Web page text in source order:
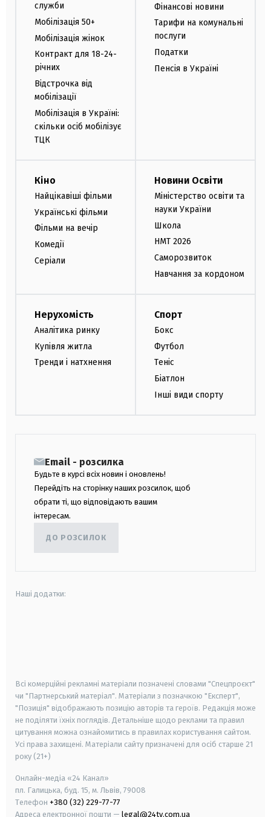
служби
Мобілізація 50+
Мобілізація жінок
Контракт для 18-24-
річних
Відстрочка від
мобілізації
Мобілізація в Україні:
скільки осіб мобілізує
ТЦК
Фінансові новини
Тарифи на комунальні
послуги
Податки
Пенсія в Україні
Кіно
Найцікавіші фільми
Українські фільми
Фільми на вечір
Комедії
Серіали
Новини Освіти
Міністерство освіти та
науки України
Школа
НМТ 2026
Саморозвиток
Навчання за кордоном
Нерухомість
Аналітика ринку
Купівля житла
Тренди і натхнення
Спорт
Бокс
Футбол
Теніс
Біатлон
Інші види спорту
Email - розсилка
Будьте в курсі всіх новин і оновлень!
Перейдіть на сторінку наших розсилок, щоб
обрати ті, що відповідають вашим
інтересам.
ДО РОЗСИЛОК
Наші додатки:
Всі комерційні рекламні матеріали позначені словами "Спецпроєкт"
чи "Партнерський матеріал". Матеріали з позначкою "Експерт",
"Позиція" відображають позицію авторів та героїв. Редакція може
не поділяти їхніх поглядів. Детальніше щодо реклами та правил
цитування можна ознайомитись в правилах користування сайтом.
Усі права захищені. Матеріали сайту призначені для осіб старше 21
року (21+)
Онлайн-медіа «24 Канал»
пл. Галицька, буд. 15, м. Львів, 79008
Телефон +380 (32) 229-77-77
Адреса електронної пошти — legal@24tv.com.ua